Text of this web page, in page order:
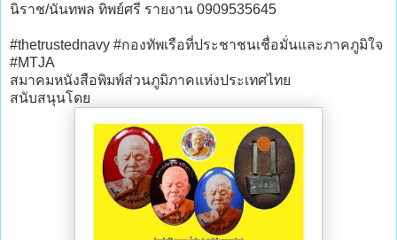
นิราช/นันทพล ทิพย์ศรี รายงาน 0909535645
#thetrustednavy #กองทัพเรือที่ประชาชนเชื่อมั่นและภาคภูมิใจ
#MTJA
สมาคมหนังสือพิมพ์ส่วนภูมิภาคแห่งประเทศไทย
สนับสนุนโดย